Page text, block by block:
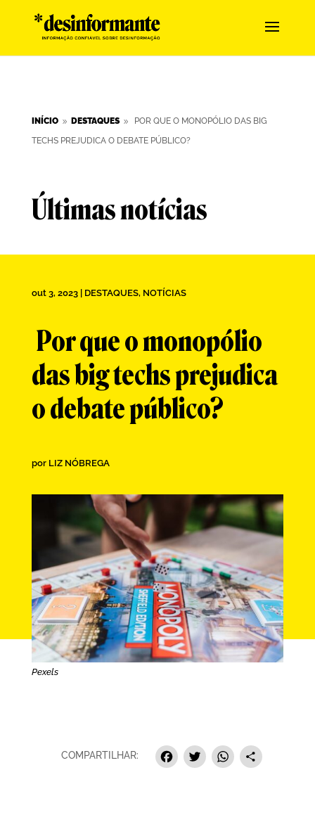
INÍCIO 9 DESTAQUES 9
POR QUE O MONOPÓLIO DAS BIG
TECHS PREJUDICA O DEBATE PÚBLICO?
Últimas notícias
out 3, 2023| DESTAQUES, NOTÍCIAS
Por que o monopólio
das big techs prejudica
o debate público?
por LIZ NÓBREGA
Pexels
COMPARTILHAR: Facebook
Twitter